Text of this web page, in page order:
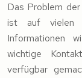
Das Problem
ist auf vielen
Informationen
wichtige
verfügbar